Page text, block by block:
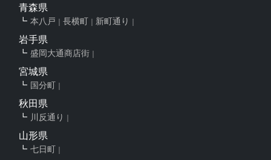
青森県
本八戸 長横町 新町通り
岩手県
盛岡大通商店街
宮城県
国分町
秋田県
川反通り
山形県
七日町